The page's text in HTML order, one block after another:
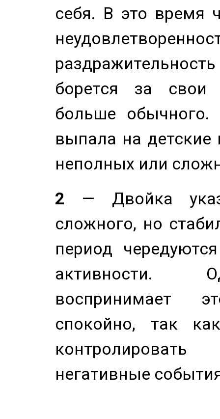
себя. В это время
борется за свои
больше
выпала на детские
неполных или
2 — Двойка
сложного, но
период
активности.
воспринимает
спокойно, так
негативные